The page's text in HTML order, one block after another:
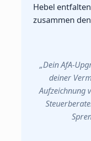
Hebel
zusammen
„Dein AfA-
deiner
Aufzeichnung